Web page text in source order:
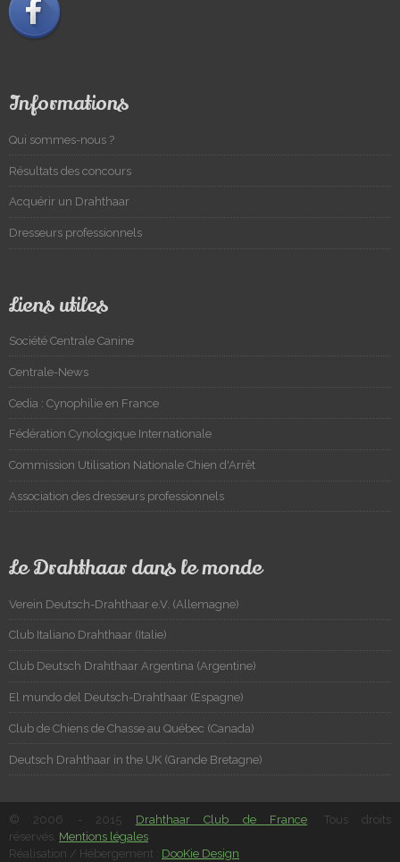
Informations
Qui sommes-nous ?
Résultats des concours
Acquérir un Drahthaar
Dresseurs professionnels
Liens utiles
Société Centrale Canine
Centrale-News
Cedia : Cynophilie en France
Fédération Cynologique Internationale
Commission Utilisation Nationale Chien d'Arrêt
Association des dresseurs professionnels
Le Drahthaar dans le monde
Verein Deutsch-Drahthaar e.V. (Allemagne)
Club Italiano Drahthaar (Italie)
Club Deutsch Drahthaar Argentina (Argentine)
El mundo del Deutsch-Drahthaar (Espagne)
Club de Chiens de Chasse au Québec (Canada)
Deutsch Drahthaar in the UK (Grande Bretagne)
© 2006 - 2015 Drahthaar Club de France . Tous droits
réservés. Mentions légales
Réalisation / Hébergement : DooKie Design